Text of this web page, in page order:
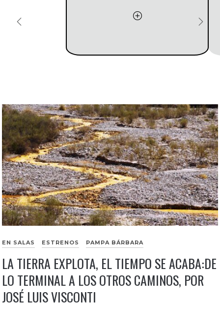
EN SALAS ESTRENOS PAMPA BÁRBARA
LA TIERRA EXPLOTA, EL TIEMPO SE ACABA:DE
LO TERMINAL A LOS OTROS CAMINOS, POR
JOSÉ LUIS VISCONTI